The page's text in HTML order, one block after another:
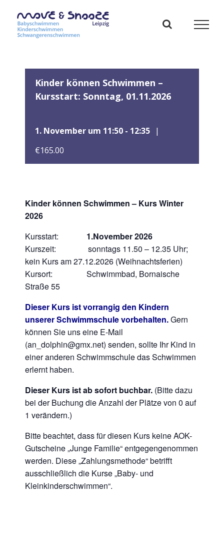
Inhalt
springen
Kinder können Schwimmen –
Kursstart: Sonntag, 01.11.2026
1. November um 11:50 - 12:35 |
€165.00
Kinder können Schwimmen – Kurs Winter
2026
Kursstart: 1.November 2026
Kurszeit: sonntags 11.50 – 12.35 Uhr;
kein Kurs am 27.12.2026 (Weihnachtsferien)
Kursort: Schwimmbad, Bornaische
Straße 55
Dieser Kurs ist vorrangig den Kindern
unserer Schwimmschule vorbehalten.Gern
können Sie uns eine E-Mail
(an_dolphin@gmx.net) senden, sollte Ihr Kind in
einer anderen Schwimmschule das Schwimmen
erlernt haben.
Dieser Kurs ist ab sofort buchbar. (Bitte dazu
bei der Buchung die Anzahl der Plätze von 0 auf
1 verändern.)
Bitte beachtet, dass für diesen Kurs keine AOK-
Gutscheine „Junge Familie“ entgegengenommen
werden. Diese „Zahlungsmethode“ betrifft
ausschließlich die Kurse „Baby- und
Kleinkinderschwimmen“.